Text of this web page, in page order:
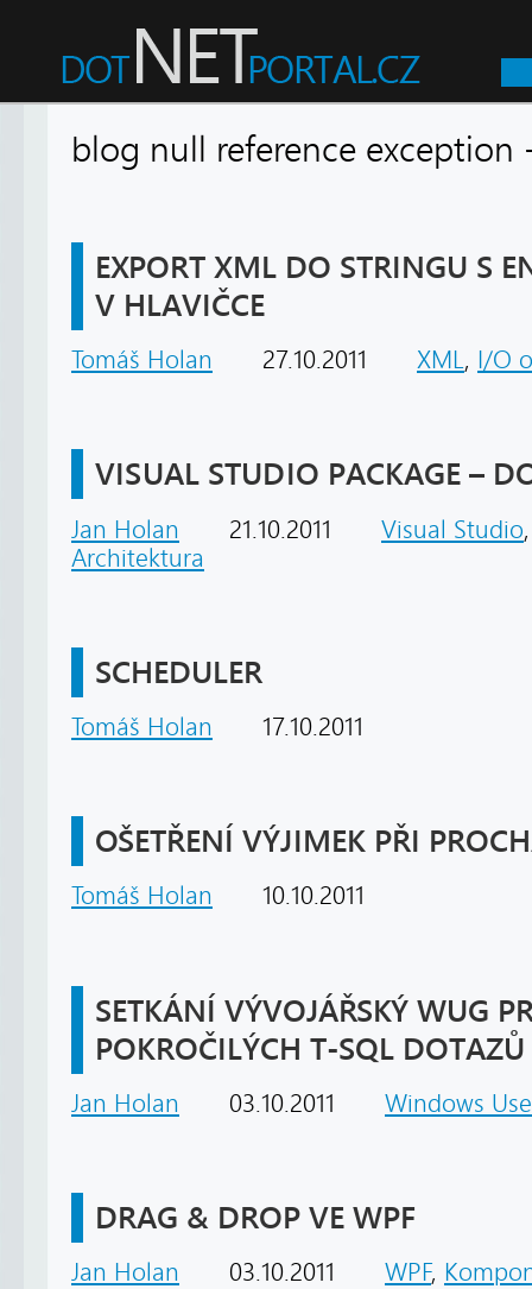
blog null reference
EXPORT XML DO STRINGU S
V HLAVIČCE
Tomáš Holan 27.10.2011 XML, I/O
VISUAL STUDIO PACKAGE –
Jan Holan 21.10.2011 Visual Studio,
Architektura
SCHEDULER
Tomáš Holan 17.10.2011
OŠETŘENÍ VÝJIMEK PŘI
Tomáš Holan 10.10.2011
SETKÁNÍ VÝVOJÁŘSKÝ WUG
POKROČILÝCH T-SQL
Jan Holan 03.10.2011 Windows
DRAG & DROP VE WPF
Jan Holan 03.10.2011 WPF,